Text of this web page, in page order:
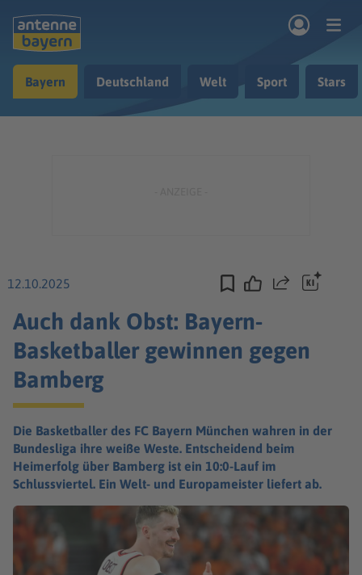
Musik & Radio
Bayern Deutschland Welt Sport Stars
12.10.2025 Teilen
Auch dank Obst: Bayern-
Basketballer gewinnen gegen
Bamberg
Die Basketballer des FC Bayern München wahren in der
Bundesliga ihre weiße Weste. Entscheidend beim
Heimerfolg über Bamberg ist ein 10:0-Lauf im
Schlussviertel. Ein Welt- und Europameister liefert ab.